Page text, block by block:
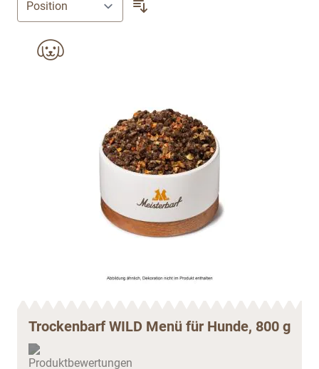
Trockenbarf WILD Menü für Hunde, 800 g